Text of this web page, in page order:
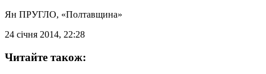
Ян ПРУГЛО, «Полтавщина»
24 січня 2014, 22:28
Читайте також: